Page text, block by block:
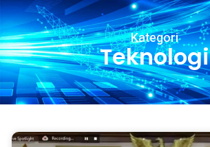
Kategori
Teknologi